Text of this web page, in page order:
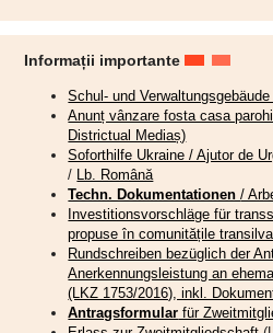
Informații importante
Schul- und
Anunț vânzare fosta casa
Districtual Mediaș)
Soforthilfe Ukraine / Ajutor de
/ Lb. Română
Techn. Dokumentationen/
Investitionsvorschläge für
propuse în comunitățile
Rundschreiben bezüglich der
Anerkennungsleistung an
(LKZ 1753/2016), inkl.
Antragsformular für